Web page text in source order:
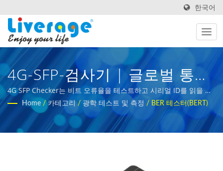
한국어
4G-SFP-검사기 | 글로벌 통신
네트워크를 위한 SPF 및 QSPF
모듈
4G SFP Checker는 비트 오류율을 테스트하고 시리얼 ID를 읽을 수
있습니다. | 5G 인프라 개발을 위한 광섬유 테스트 도구
Home / 카테고리 / 광학 테스트 및 측정 / BER 테스터(BERT)